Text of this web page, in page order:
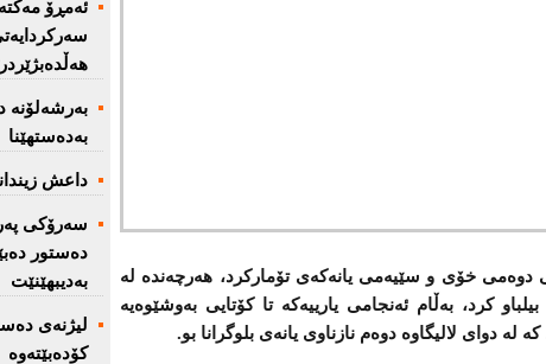
، جارێكی تر میسی دوەمی خۆی و سێیەمی یانەکەی تۆمارکرد، هه‌رچه‌نده‌ له‌
بیلباو كرد، به‌ڵام ئەنجامی یارییەکە تا کۆتایی بەوشێوەیە
له‌ دوای لالیگاوە دوه‌م نازناوی یانەی بلوگرانا بو.
ئه‌مڕۆ
به‌رشه‌لۆنه‌
به‌ده‌ستهێنا
داعش
سەرۆكی
دەستور
بەدیبهێنێت
لیژنەی
كۆدەبێتەوە